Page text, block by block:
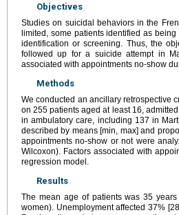
Objectives
Studies on suicidal behaviors in the
limited, some patients identified as
identification or screening. Thus, the
followed up for a suicide attempt in
associated with appointments no-show
Methods
We conducted an ancillary retrospective
on 255 patients aged at least 16,
in ambulatory care, including 137 in
described by means [min, max] and
appointments no-show or not were
Wilcoxon). Factors associated with
regression model.
Results
The mean age of patients was 35
women). Unemployment affected 37%